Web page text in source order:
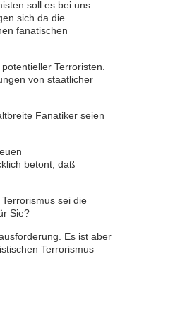
soll es bei uns
sich da die
fanatischen
Terroristen.
von staatlicher
Fanatiker seien
betont, daß
sei die
Sie?
Es ist aber
Terrorismus